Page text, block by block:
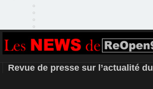
REOPEN911 –
Revue de presse sur l’actualité